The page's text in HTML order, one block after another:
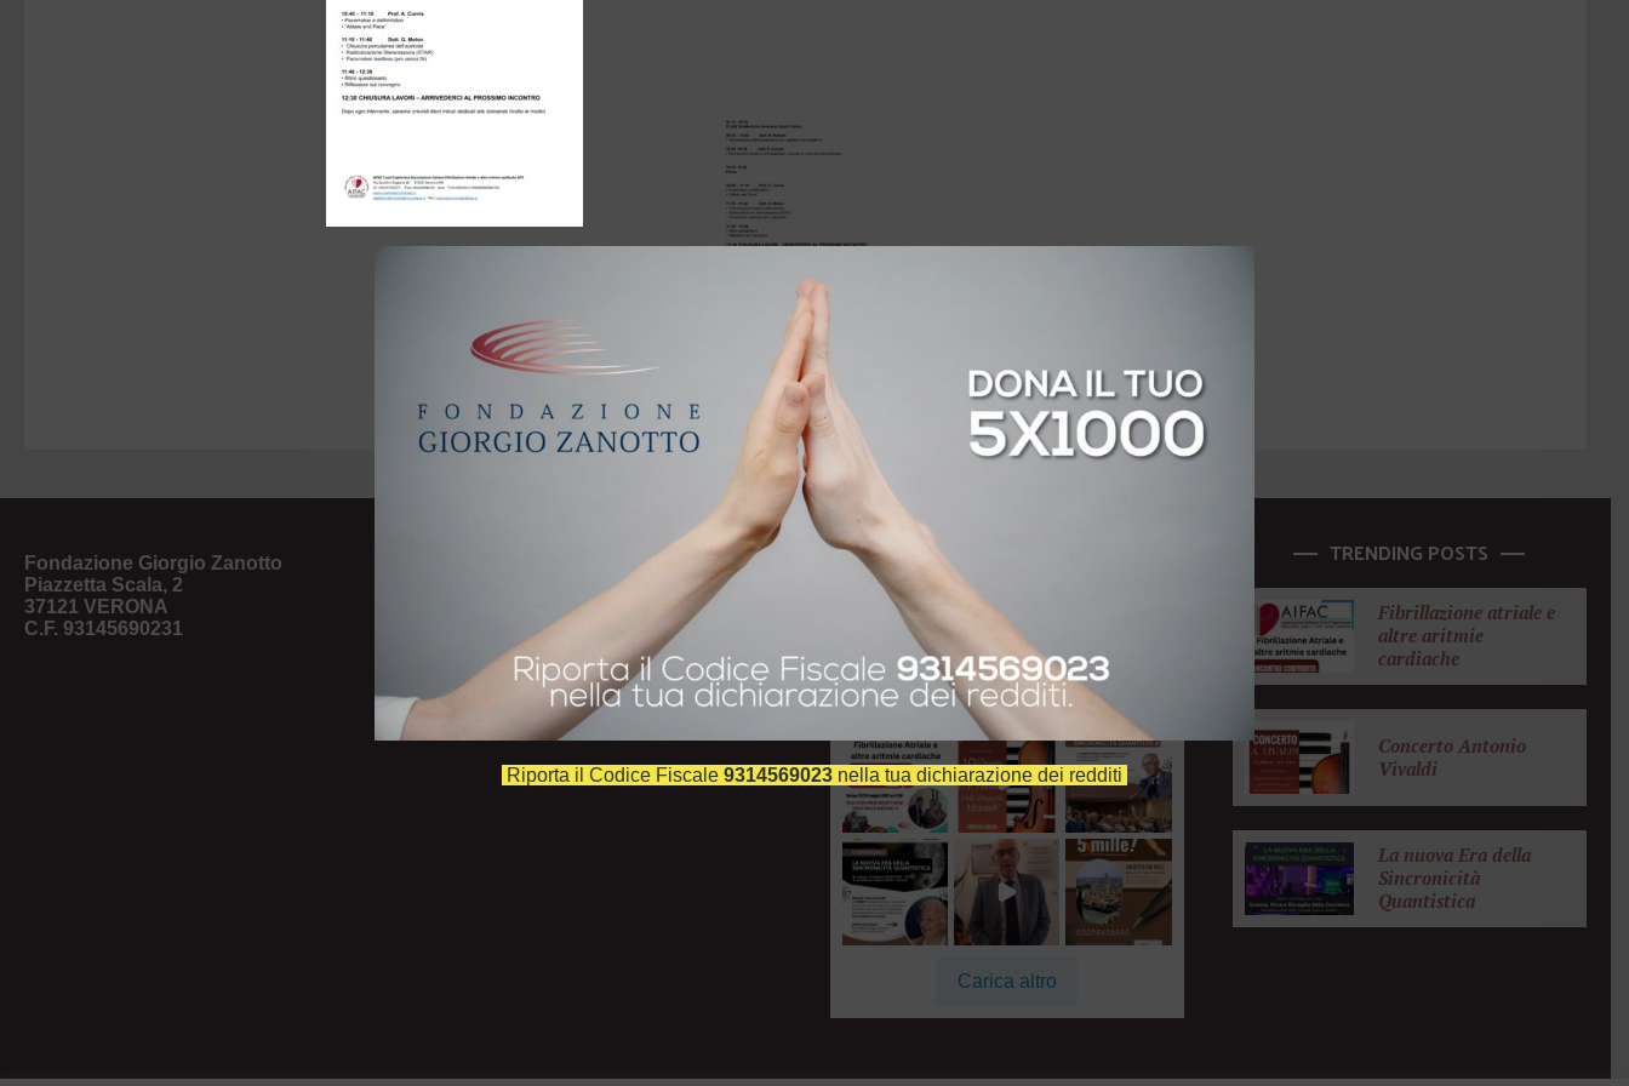
Fondazione Giorgio Zanotto
Piazzetta Scala, 2
37121 VERONA
C.F. 93145690231
FOLLOW FACEBOOK FOLLOW INSTAGRAM
@ fondazionegiorgiozanotto
Segui su Instagram
Carica altro
TRENDING POSTS
Fibrillazione atriale e
altre aritmie
cardiache
Concerto Antonio
Vivaldi
La nuova Era della
Sincronicità
Quantistica
Riporta il Codice Fiscale 9314569023 nella tua dichiarazione dei redditi